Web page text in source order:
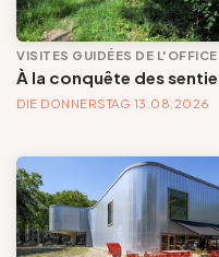
DIE DONNERSTAG 13.08.2026